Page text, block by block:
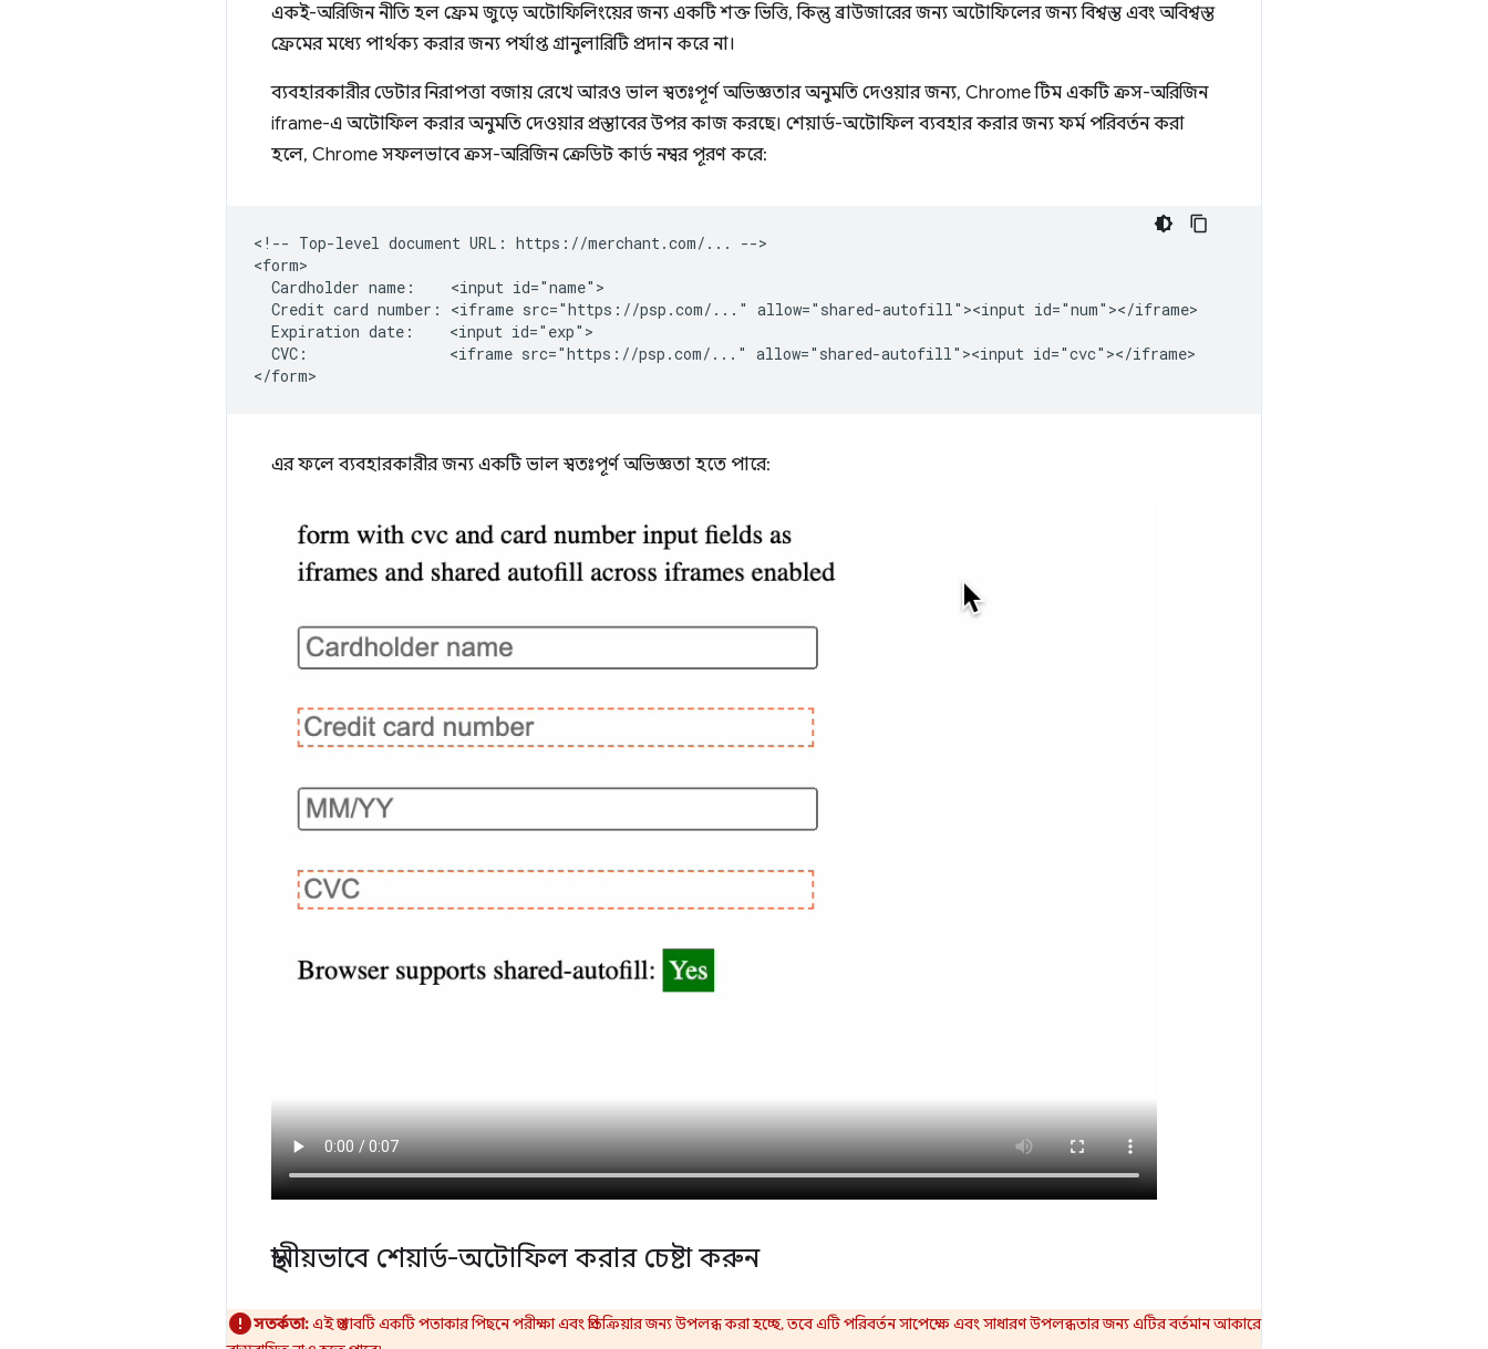
একই-অরিজিন নীতি হল ফ্রেম জুড়ে অটোফিলিংয়ের জন্য একটি শক্ত ভিত্তি, কিন্তু ব্রাউজারের জন্য অটোফিলের জন্য বিশ্বস্ত এবং অবিশ্বস্ত
ফ্রেমের মধ্যে পার্থক্য করার জন্য পর্যাপ্ত গ্রানুলারিটি প্রদান করে না।
ব্যবহারকারীর ডেটার নিরাপত্তা বজায় রেখে আরও ভাল স্বতঃপূর্ণ অভিজ্ঞতার অনুমতি দেওয়ার জন্য, Chrome টিম একটি ক্রস-অরিজিন
iframe-এ অটোফিল করার অনুমতি দেওয়ার প্রস্তাবের উপর কাজ করছে। শেয়ার্ড-অটোফিল ব্যবহার করার জন্য ফর্ম পরিবর্তন করা
হলে, Chrome সফলভাবে ক্রস-অরিজিন ক্রেডিট কার্ড নম্বর পূরণ করে:
<!-- Top-level document URL: https://merchant.com/... -->
<form>
  Cardholder name:    <input id="name">
  Credit card number: <iframe src="https://psp.com/..." allow="shared-autofill"><input id="num"></iframe>
  Expiration date:    <input id="exp">
  CVC:                <iframe src="https://psp.com/..." allow="shared-autofill"><input id="cvc"></iframe>
এর ফলে ব্যবহারকারীর জন্য একটি ভাল স্বতঃপূর্ণ অভিজ্ঞতা হতে পারে:
স্থানীয়ভাবে শেয়ার্ড-অটোফিল করার চেষ্টা করুন
সতর্কতা:এই প্রস্তাবটি একটি পতাকার পিছনে পরীক্ষা এবং প্রতিক্রিয়ার জন্য উপলব্ধ করা হচ্ছে, তবে এটি পরিবর্তন সাপেক্ষে এবং সাধারণ উপলব্ধতার জন্য এটির বর্তমান আকারে